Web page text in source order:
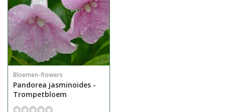
Bloemen-flowers
Pandorea jasminoides -
Trompetbloem